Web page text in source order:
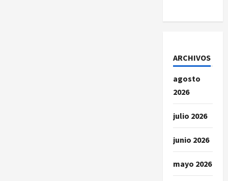
ARCHIVOS
agosto
2026
julio 2026
junio 2026
mayo 2026